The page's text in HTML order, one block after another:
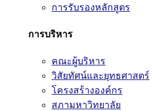
การรับรองหลักสูตร
การบริหาร
คณะผู้บริหาร
วิสัยทัศน์และยุทธศาสตร์
โครงสร้างองค์กร
สภามหาวิทยาลัย